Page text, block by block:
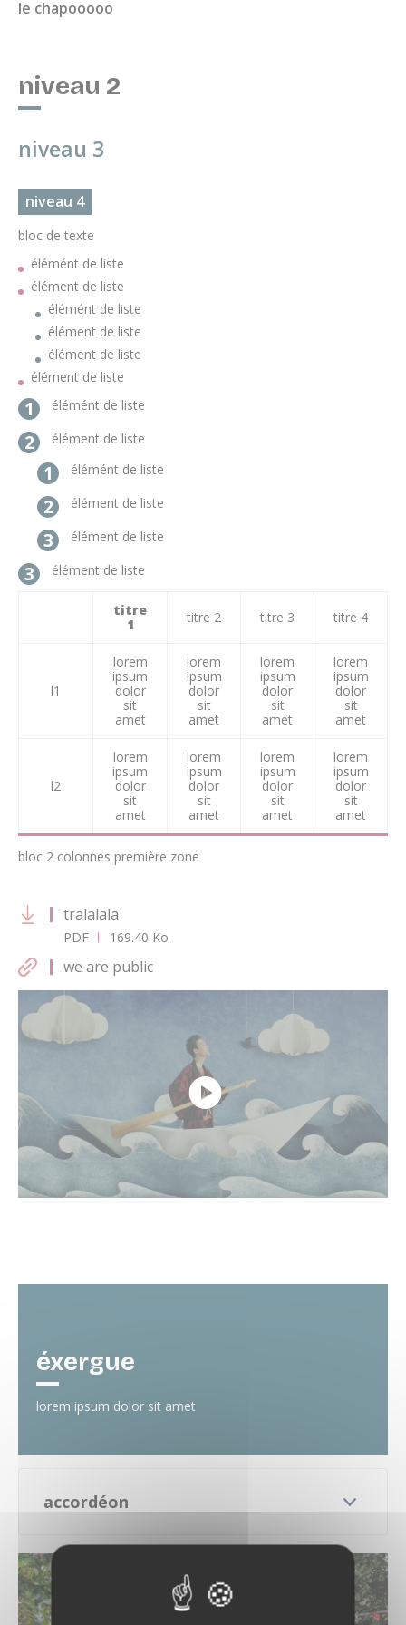
le chapooooo
niveau 2
niveau 3
niveau 4
bloc de texte
élémént de liste
élément de liste
élémént de liste
élément de liste
élément de liste
élément de liste
élémént de liste
élément de liste
élémént de liste
élément de liste
élément de liste
élément de liste
titre
1
titre 2 titre 3 titre 4
l1
lorem
ipsum
dolor
sit
amet
lorem
ipsum
dolor
sit
amet
lorem
ipsum
dolor
sit
amet
lorem
ipsum
dolor
sit
amet
l2
lorem
ipsum
dolor
sit
amet
lorem
ipsum
dolor
sit
amet
lorem
ipsum
dolor
sit
amet
lorem
ipsum
dolor
sit
amet
bloc 2 colonnes première zone
tralalala
PDF 169.40 Ko
we are public
éxergue
lorem ipsum dolor sit amet
accordéon